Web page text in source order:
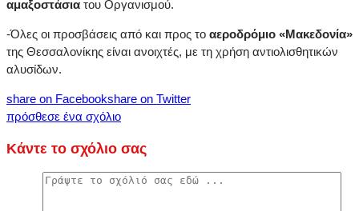
αμαξοστάσια του Οργανισμού.
-Όλες οι προσβάσεις από και προς το αεροδρόμιο «Μακεδονία»
της Θεσσαλονίκης είναι ανοιχτές, με τη χρήση αντιολισθητικών
αλυσίδων.
share on Facebookshare on Twitter
πρόσθεσε ένα σχόλιο
Κάντε το σχόλιο σας